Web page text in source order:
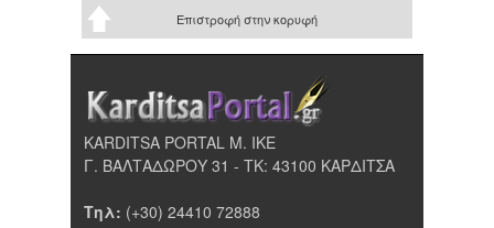
Επιστροφή στην κορυφή
KARDITSA PORTAL Μ. ΙΚΕ
Γ. ΒΑΛΤΑΔΩΡΟΥ 31 - ΤΚ: 43100 ΚΑΡΔΙΤΣΑ
Τηλ: (+30) 24410 72888